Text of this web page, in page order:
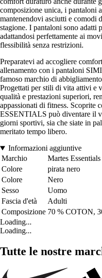
composizione unica, i pantaloni
mantenendovi asciutti e comodi
stagione. I pantaloni sono adatti
adattandosi perfettamente ai
flessibilità senza restrizioni.
Preparatevi ad accogliere
allenamento con i pantaloni
famoso marchio di
Progettati per stili di vita attivi e
qualità e prestazioni superiori,
appassionati di fitness. Scoprite
ESSENTIALS può diventare il
giorni sportivi, sia che siate in
meritato tempo libero.
Informazioni aggiuntive
Marchio
Martes Essentials
Colore
pirata nero
Colore
Nero
Sesso
Uomo
Fascia d'età
Adulti
Composizione 70 % COTON,
Loading...
Loading...
Tutte le nostre